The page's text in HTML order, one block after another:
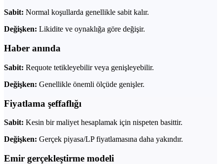
Sabit: Normal koşullarda genellikle sabit kalır.
Değişken: Likidite ve oynaklığa göre değişir.
Haber anında
Sabit: Requote tetikleyebilir veya genişleyebilir.
Değişken: Genellikle önemli ölçüde genişler.
Fiyatlama şeffaflığı
Sabit: Kesin bir maliyet hesaplamak için nispeten basittir.
Değişken: Gerçek piyasa/LP fiyatlamasına daha yakındır.
Emir gerçekleştirme modeli